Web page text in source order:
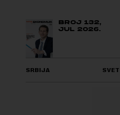
BROJ 132,
JUL 2026.
SRBIJA SVET